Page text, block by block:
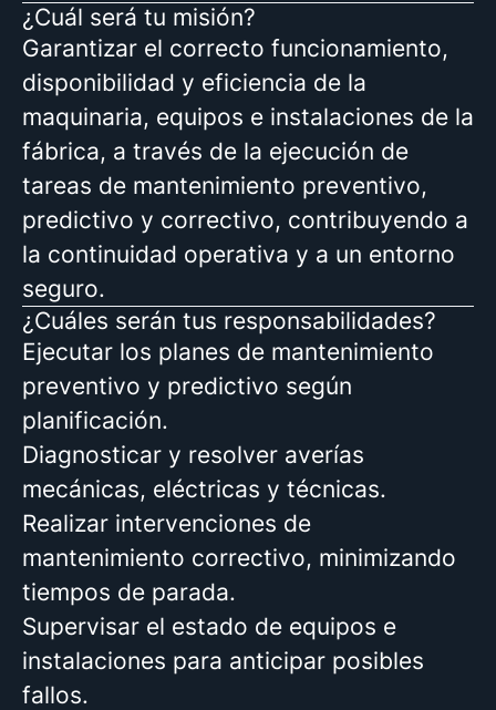
¿Cuál será tu misión?
Garantizar el correcto funcionamiento,
disponibilidad y eficiencia de la
maquinaria, equipos e instalaciones de la
fábrica, a través de la ejecución de
tareas de mantenimiento preventivo,
predictivo y correctivo, contribuyendo a
la continuidad operativa y a un entorno
seguro.
¿Cuáles serán tus responsabilidades?
Ejecutar los planes de mantenimiento
preventivo y predictivo según
planificación.
Diagnosticar y resolver averías
mecánicas, eléctricas y técnicas.
Realizar intervenciones de
mantenimiento correctivo, minimizando
tiempos de parada.
Supervisar el estado de equipos e
instalaciones para anticipar posibles
fallos.